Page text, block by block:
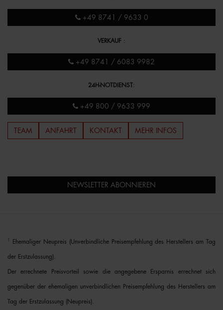
+49 8741 / 9633 0
VERKAUF :
+49 8741 / 6083 9982
24H-NOTDIENST:
+49 800 / 9633 999
TEAM ANFAHRT KONTAKT MEHR INFOS
NEWSLETTER ABONNIEREN
Ehemaliger Neupreis (Unverbindliche Preisempfehlung des Herstellers am Tag
der Erstzulassung).
Der errechnete Preisvorteil sowie die angegebene Ersparnis errechnet sich
gegenüber der ehemaligen unverbindlichen Preisempfehlung des Herstellers am
Tag der Erstzulassung (Neupreis).